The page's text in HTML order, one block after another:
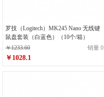
罗技（Logitech）MK245 Nano 无线键
鼠盘套装（白蓝色）（10个/箱）
￥1233.60
销量 0
￥1028.1